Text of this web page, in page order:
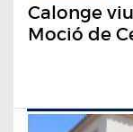
Calonge
Moció de